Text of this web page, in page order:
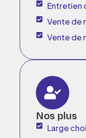
Entretien
Vente de
Vente de
Nos plus
Large